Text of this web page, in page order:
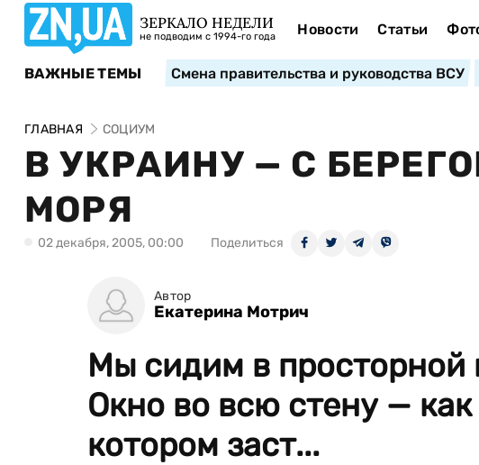
ЗЕРКАЛО НЕДЕЛИ
не подводим с 1994-го года Новости Статьи
ВАЖНЫЕ ТЕМЫ Смена правительства и руководства ВСУ
ГЛАВНАЯ СОЦИУМ
В УКРАИНУ — С
МОРЯ
02 декабря, 2005, 00:00 Поделиться
Автор
Екатерина Мотрич
Мы сидим в просторной
Окно во всю стену — как
котором заст...